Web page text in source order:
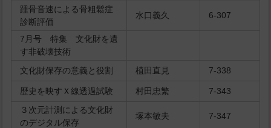
踵骨音速による骨粗鬆症
診断評価
水口義久 6-307
7月号 特集 文化財を遺
す非破壊技術
文化財保存の意義と役割
植田直見 7-338
歴史を映すＸ線透過試験 村田忠繁
7-343
３次元計測による文化財
のデジタル保存
塚本敏夫 7-347